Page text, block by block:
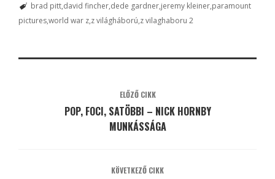
brad pitt david fincher dede gardner jeremy kleiner paramount
picturesworld war z z világháború z vilaghaboru 2
ELŐZŐ CIKK
POP, FOCI, SATÖBBI – NICK HORNBY
MUNKÁSSÁGA
KÖVETKEZŐ CIKK